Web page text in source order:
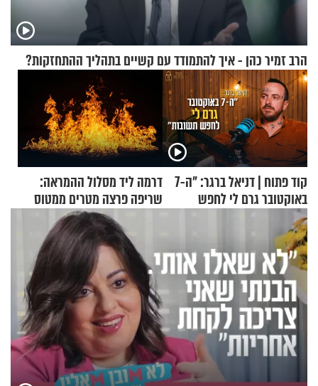
הרב זמיר כהן - איך להתמודד עם קשיים בתהליך ההתחזקות?
קוד פתוח | דניאל ברגר: "ה-7
באוקטובר גרם לי לחפש
תשובות"
דרמה ליד מסלול ההמראה:
שריפה פרצה מטרים ממטוס
מלא בנוסעים